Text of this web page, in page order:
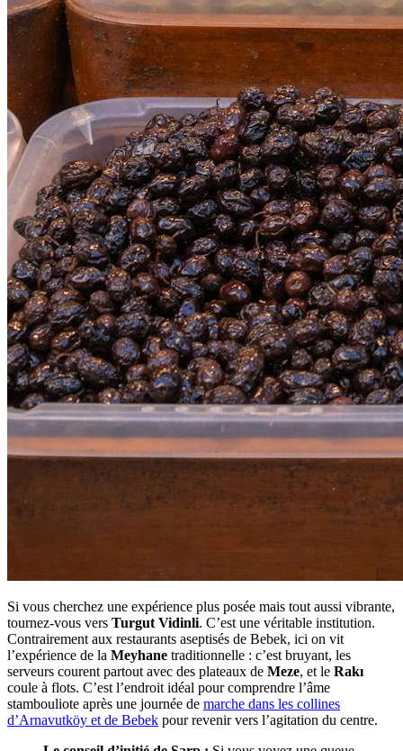
Si vous cherchez une expérience plus posée mais tout aussi vibrante,
tournez-vous vers Turgut Vidinli. C’est une véritable institution.
Contrairement aux restaurants aseptisés de Bebek, ici on vit
l’expérience de la Meyhane traditionnelle : c’est bruyant, les
serveurs courent partout avec des plateaux de Meze, et le Rakı
coule à flots. C’est l’endroit idéal pour comprendre l’âme
stambouliote après une journée de marche dans les collines
d’Arnavutköy et de Bebek pour revenir vers l’agitation du centre.